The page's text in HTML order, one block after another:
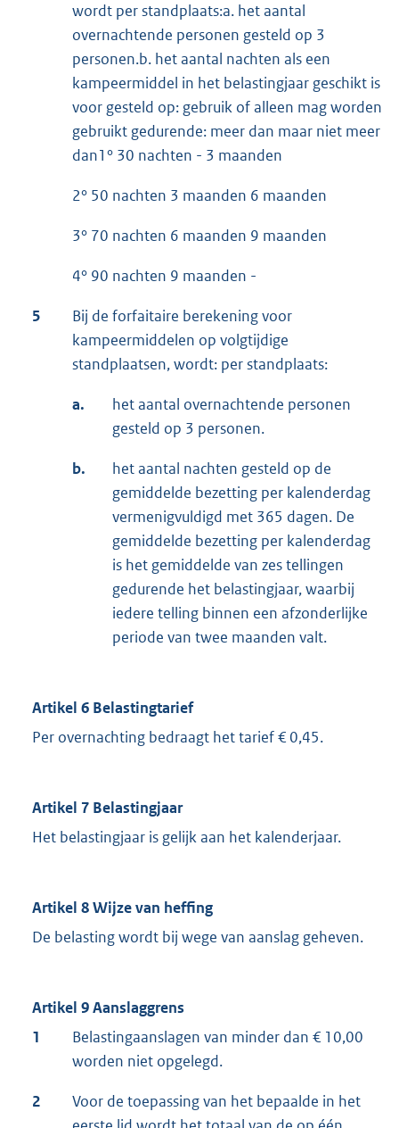
wordt per standplaats:a. het aantal
overnachtende personen gesteld op 3
personen.b. het aantal nachten als een
kampeermiddel in het belastingjaar geschikt is
voor gesteld op: gebruik of alleen mag worden
gebruikt gedurende: meer dan maar niet meer
dan1° 30 nachten - 3 maanden
2° 50 nachten 3 maanden 6 maanden
3° 70 nachten 6 maanden 9 maanden
4° 90 nachten 9 maanden -
5
Bij de forfaitaire berekening voor
kampeermiddelen op volgtijdige
standplaatsen, wordt: per standplaats:
a.
het aantal overnachtende personen
gesteld op 3 personen.
b.
het aantal nachten gesteld op de
gemiddelde bezetting per kalenderdag
vermenigvuldigd met 365 dagen. De
gemiddelde bezetting per kalenderdag
is het gemiddelde van zes tellingen
gedurende het belastingjaar, waarbij
iedere telling binnen een afzonderlijke
periode van twee maanden valt.
Artikel 6 Belastingtarief
Per overnachting bedraagt het tarief € 0,45.
Artikel 7 Belastingjaar
Het belastingjaar is gelijk aan het kalenderjaar.
Artikel 8 Wijze van heffing
De belasting wordt bij wege van aanslag geheven.
Artikel 9 Aanslaggrens
1
Belastingaanslagen van minder dan € 10,00
worden niet opgelegd.
2
Voor de toepassing van het bepaalde in het